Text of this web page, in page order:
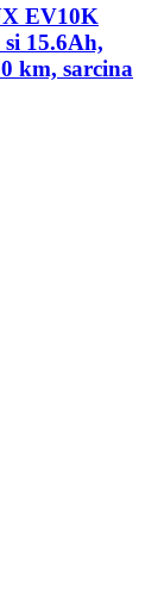
EV10K
15.6Ah,
km, sarcina